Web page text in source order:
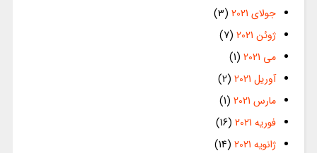
جولای 2021
(3)
ژوئن 2021
(7)
می 2021
(1)
آوریل 2021
(2)
مارس 2021
(1)
فوریه 2021
(16)
ژانویه 2021
(14)